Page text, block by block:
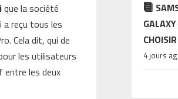
que la société
a reçu tous les
Cela dit, qui de
les utilisateurs
entre les deux
4 jours